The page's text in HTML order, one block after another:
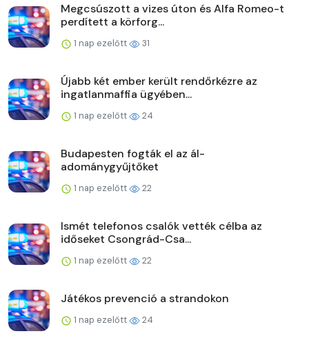
Megcsúszott a vizes úton és Alfa Romeo-t
perdített a körforg...
1 nap ezelőtt 31
Újabb két ember került rendőrkézre az
ingatlanmaffia ügyében...
1 nap ezelőtt 24
Budapesten fogták el az ál-
adománygyűjtőket
1 nap ezelőtt 22
Ismét telefonos csalók vették célba az
időseket Csongrád-Csa...
1 nap ezelőtt 22
Játékos prevenció a strandokon
1 nap ezelőtt 24